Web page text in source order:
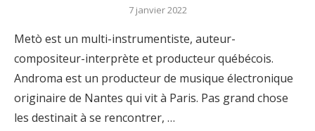
7 janvier 2022
Metò est un multi-instrumentiste, auteur-
compositeur-interprète et producteur québécois.
Androma est un producteur de musique électronique
originaire de Nantes qui vit à Paris. Pas grand chose
les destinait à se rencontrer, …